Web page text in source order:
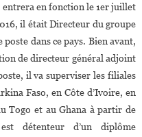
Wega
Nommé
Directeur
Afrique
De
L’ouest
De
en fonction le 1er juillet
il était Directeur du groupe
dans ce pays. Bien avant,
de directeur général adjoint
il va superviser les filiales
Faso, en Côte d’Ivoire, en
Togo et au Ghana à partir de
détenteur d’un diplôme